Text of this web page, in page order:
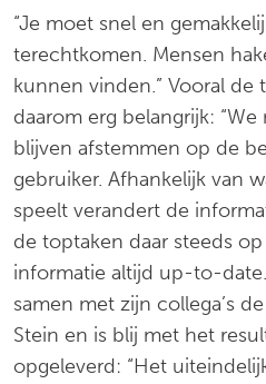
“Je moet snel en
terechtkomen. Mensen
kunnen vinden.” Vooral
daarom erg belangrijk:
blijven afstemmen op de
gebruiker. Afhankelijk van
speelt verandert de
de toptaken daar steeds
informatie altijd up-to-
samen met zijn collega’s
Stein en is blij met het
opgeleverd: “Het